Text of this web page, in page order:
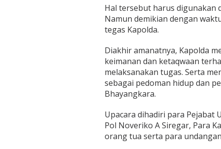
k
B
i
t
a
r
a
P
o
i
A
n
Hal tersebut harus digunakan
Namun demikian dengan
tegas Kapolda.
Diakhir amanatnya, Kapolda
keimanan dan ketaqwaan
melaksanakan tugas. Serta
sebagai pedoman hidup dan
Bhayangkara.
Upacara dihadiri para Pejabat
Pol Noveriko A Siregar, Para
orang tua serta para